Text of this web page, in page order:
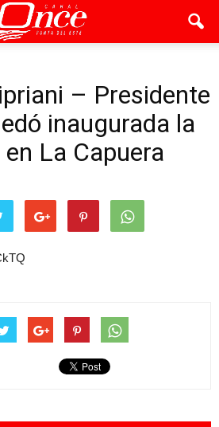
– Presidente
inaugurada la
La Capuera